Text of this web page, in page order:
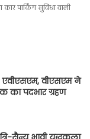
कार पार्किंग सुविधा वाली
एवीएसएम, वीएसएम ने
का पदभार ग्रहण